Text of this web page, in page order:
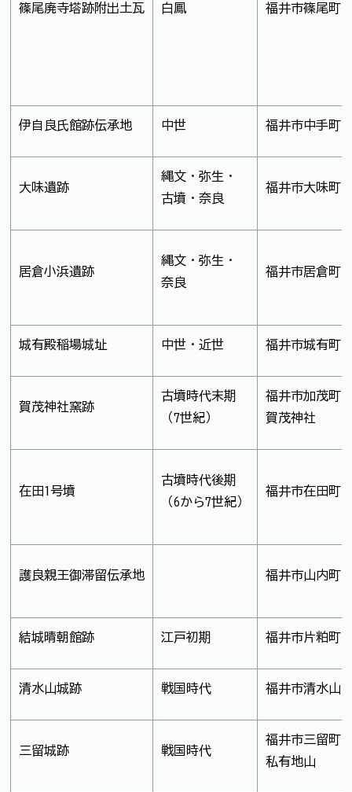
篠尾廃寺塔跡附出土瓦 白鳳 福井市篠尾町
伊自良氏館跡伝承地 中世 福井市中手町
大味遺跡
縄文・弥生・
古墳・奈良
福井市大味町
居倉小浜遺跡
縄文・弥生・
奈良
福井市居倉町
城有殿稲場城址 中世・近世 福井市城有町
賀茂神社窯跡
古墳時代末期
（7世紀）
福井市加茂町
賀茂神社
在田1号墳
古墳時代後期
（6から7世紀）
福井市在田町
護良親王御滞留伝承地 福井市山内町
結城晴朝館跡 江戸初期 福井市片粕町
清水山城跡 戦国時代 福井市清水山
三留城跡 戦国時代
福井市三留町
私有地山